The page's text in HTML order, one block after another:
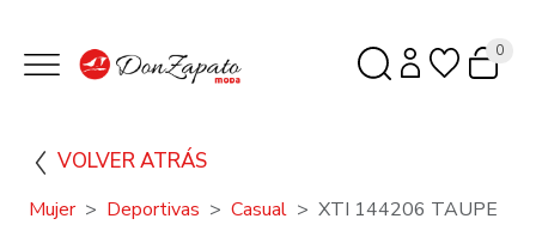
0
VOLVER ATRÁS
Mujer Deportivas Casual XTI 144206 TAUPE